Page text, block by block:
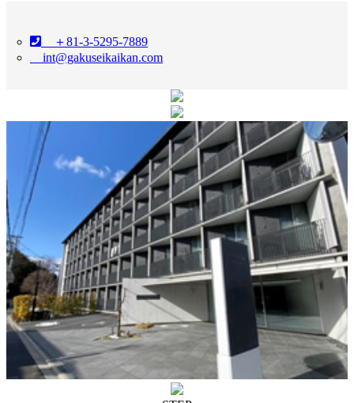
＋81-3-5295-7889
int@gakuseikaikan.com